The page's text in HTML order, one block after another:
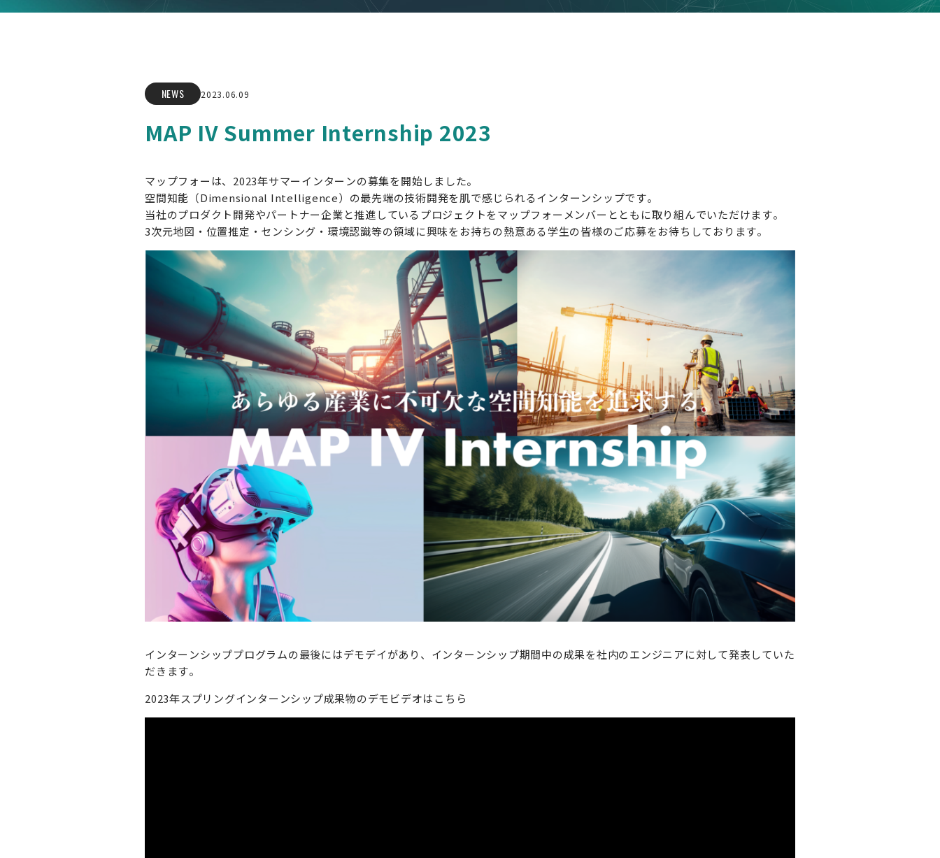
JAPANESE
NEWS 2023.06.09
MAP IV Summer Internship 2023
マップフォーは、2023年サマーインターンの募集を開始しました。
空間知能（Dimensional Intelligence）の最先端の技術開発を肌で感じられるインターンシップです。
当社のプロダクト開発やパートナー企業と推進しているプロジェクトをマップフォーメンバーとともに取り組んでいただけます。
3次元地図・位置推定・センシング・環境認識等の領域に興味をお持ちの熱意ある学生の皆様のご応募をお待ちしております。
インターンシッププログラムの最後にはデモデイがあり、インターンシップ期間中の成果を社内のエンジニアに対して発表していた
だきます。
2023年スプリングインターンシップ成果物のデモビデオはこちら